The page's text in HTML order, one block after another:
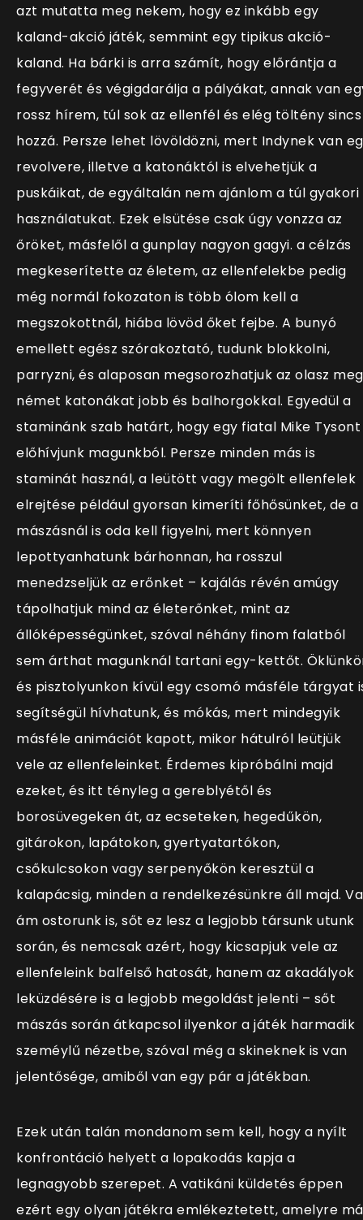
azt mutatta meg nekem, hogy ez inkább egy
kaland-akció játék, semmint egy tipikus akció-
kaland. Ha bárki is arra számít, hogy előrántja a
fegyverét és végigdarálja a pályákat, annak van
rossz hírem, túl sok az ellenfél és elég töltény sincs
hozzá. Persze lehet lövöldözni, mert Indynek van
revolvere, illetve a katonáktól is elvehetjük a
puskáikat, de egyáltalán nem ajánlom a túl gyakori
használatukat. Ezek elsütése csak úgy vonzza az
őröket, másfelől a gunplay nagyon gagyi. a célzás
megkeserítette az életem, az ellenfelekbe pedig
még normál fokozaton is több ólom kell a
megszokottnál, hiába lövöd őket fejbe. A bunyó
emellett egész szórakoztató, tudunk blokkolni,
parryzni, és alaposan megsorozhatjuk az olasz meg
német katonákat jobb és balhorgokkal. Egyedül a
staminánk szab határt, hogy egy fiatal Mike Tysont
előhívjunk magunkból. Persze minden más is
staminát használ, a leütött vagy megölt ellenfelek
elrejtése például gyorsan kimeríti főhősünket, de a
mászásnál is oda kell figyelni, mert könnyen
lepottyanhatunk bárhonnan, ha rosszul
menedzseljük az erőnket – kajálás révén amúgy
tápolhatjuk mind az életerőnket, mint az
állóképességünket, szóval néhány finom falatból
sem árthat magunknál tartani egy-kettőt.
és pisztolyunkon kívül egy csomó másféle tárgyat
segítségül hívhatunk, és mókás, mert mindegyik
másféle animációt kapott, mikor hátulról leütjük
vele az ellenfeleinket. Érdemes kipróbálni majd
ezeket, és itt tényleg a gereblyétől és
borosüvegeken át, az ecseteken, hegedűkön,
gitárokon, lapátokon, gyertyatartókon,
csőkulcsokon vagy serpenyőkön keresztül a
kalapácsig, minden a rendelkezésünkre áll majd.
ám ostorunk is, sőt ez lesz a legjobb társunk utunk
során, és nemcsak azért, hogy kicsapjuk vele az
ellenfeleink balfelső hatosát, hanem az akadályok
leküzdésére is a legjobb megoldást jelenti – sőt
mászás során átkapcsol ilyenkor a játék harmadik
szeméylű nézetbe, szóval még a skineknek is van
jelentősége, amiből van egy pár a játékban.
Ezek után talán mondanom sem kell, hogy a nyílt
konfrontáció helyett a lopakodás kapja a
legnagyobb szerepet. A vatikáni küldetés éppen
ezért egy olyan játékra emlékeztetett, amelyre